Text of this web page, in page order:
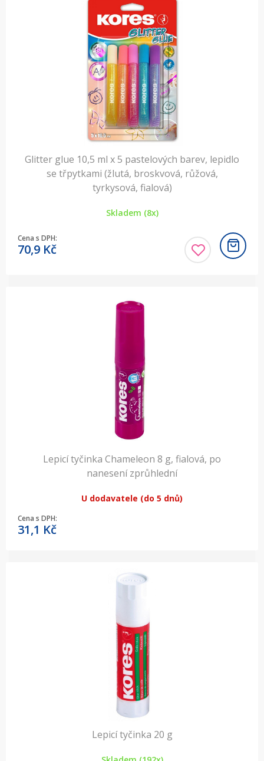
Glitter glue 10,5 ml x 5 pastelových barev, lepidlo
se třpytkami (žlutá, broskvová, růžová,
tyrkysová, fialová)
Skladem (8x)
Cena s DPH:
70,9 Kč
Lepicí tyčinka Chameleon 8 g, fialová, po
nanesení zprůhlední
U dodavatele (do 5 dnů)
Cena s DPH:
31,1 Kč
Lepicí tyčinka 20 g